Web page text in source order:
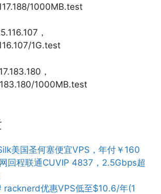
1000MB.test
，
1G.test
，
1000MB.test
美国圣何塞便宜VPS，年付￥160
回程联通CUVIP 4837，2.5Gbps超
racknerd优惠VPS低至$10.6/年(1